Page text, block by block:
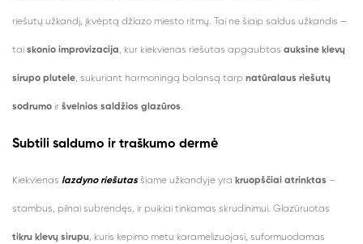
riešutų užkandį, įkvėptą džiazo miesto ritmų. Tai ne šiaip saldus užkandis –
tai skonio improvizacija, kur kiekvienas riešutas apgaubtas auksine klevų
sirupo plutele, sukuriant harmoningą balansą tarp natūralaus riešutų
sodrumo ir švelnios saldžios glazūros.
Subtili saldumo ir traškumo dermė
Kiekvienas lazdyno riešutas šiame užkandyje yra kruopščiai atrinktas –
stambus, pilnai subrendęs, ir puikiai tinkamas skrudinimui. Glazūruotas
tikru klevų sirupu, kuris kepimo metu karamelizuojasi, suformuodamas